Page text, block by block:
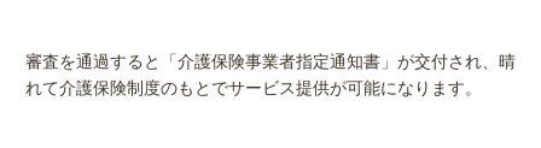
審査を通過すると「介護保険事業者指定通知書」が交付され、晴
れて介護保険制度のもとでサービス提供が可能になります。